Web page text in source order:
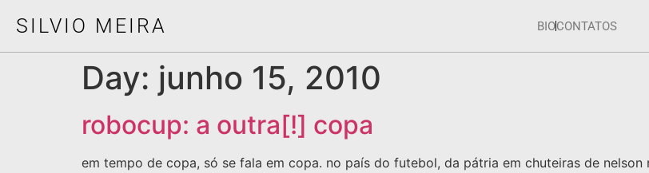
SILVIO MEIRA BIOCONTATOS
Day: junho 15, 2010
robocup: a outra[!] copa
em tempo de copa, só se fala em copa. no país do futebol, da pátria em chuteiras de